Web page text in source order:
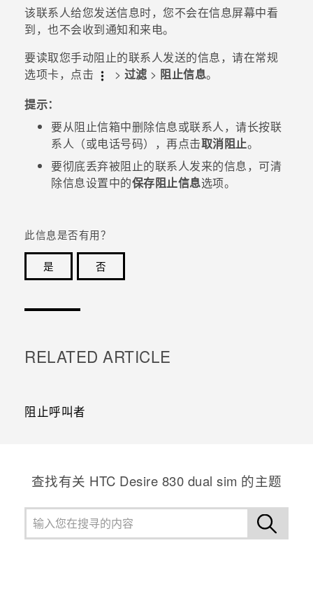
该联系人给您发送信息时，您不会在信息屏幕中看
到，也不会收到通知和来电。
要读取您手动阻止的联系人发送的信息，请在常规
选项卡，点击
> 过滤 > 阻止信息。
提示：
要从阻止信箱中删除信息或联系人，请长按联
系人（或电话号码），再点击取消阻止。
要彻底丢弃被阻止的联系人发来的信息，可清
除信息设置中的保存阻止信息选项。
此信息是否有用？
是
否
RELATED ARTICLE
阻止呼叫者
查找有关 HTC Desire 830 dual sim 的主题